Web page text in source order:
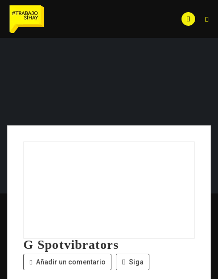
G Spotvibrators
Añadir un comentario Siga